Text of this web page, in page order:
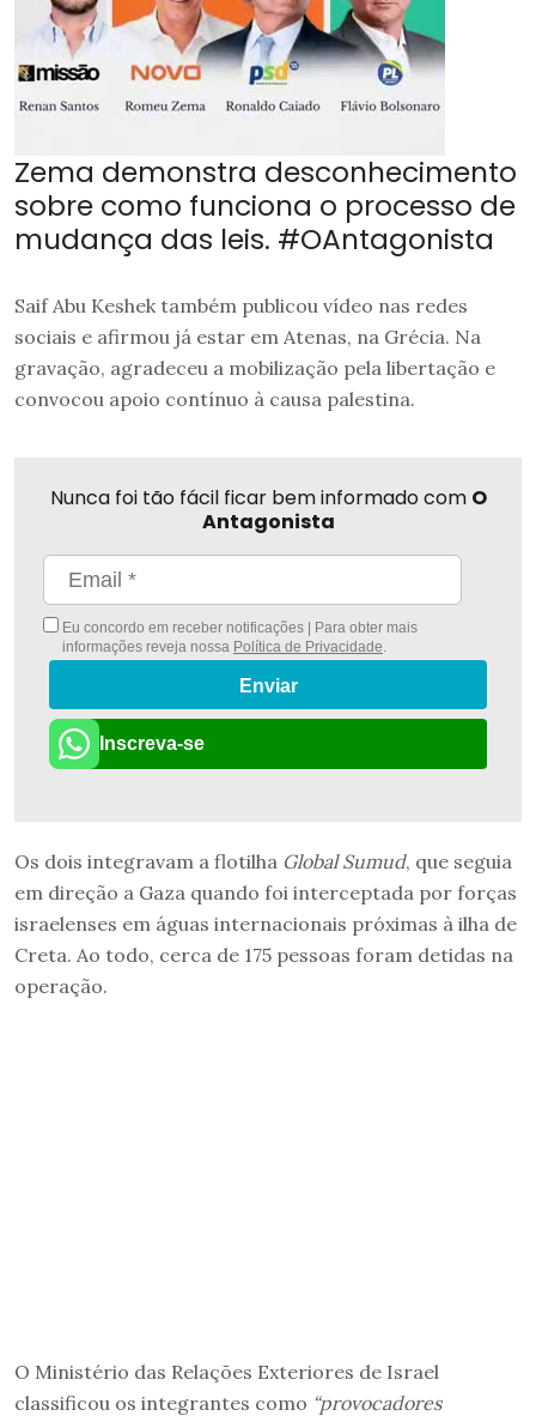
Zema demonstra desconhecimento
sobre como funciona o processo de
mudança das leis. #OAntagonista
Saif Abu Keshek também publicou vídeo nas redes
sociais e afirmou já estar em Atenas, na Grécia. Na
gravação, agradeceu a mobilização pela libertação e
convocou apoio contínuo à causa palestina.
Nunca foi tão fácil ficar bem informado com O
Antagonista
Eu concordo em receber notificações | Para obter mais
informações reveja nossa Política de Privacidade.
Enviar
Inscreva-se
Os dois integravam a flotilha Global Sumud, que seguia
em direção a Gaza quando foi interceptada por forças
israelenses em águas internacionais próximas à ilha de
Creta. Ao todo, cerca de 175 pessoas foram detidas na
operação.
O Ministério das Relações Exteriores de Israel
classificou os integrantes como “provocadores